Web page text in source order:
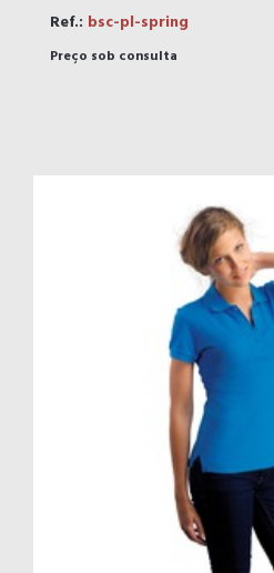
Ref.: bsc-pl-spring
Preço sob consulta